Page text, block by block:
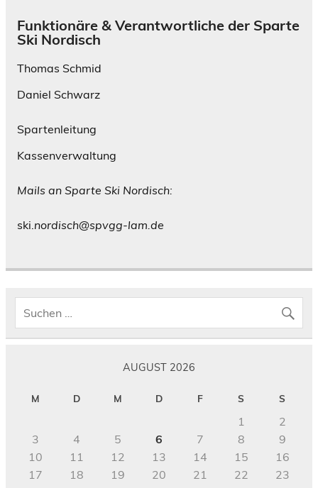
Funktionäre & Verantwortliche der Sparte
Ski Nordisch
Thomas Schmid
Daniel Schwarz
Spartenleitung
Kassenverwaltung
Mails an Sparte Ski Nordisch:
ski.nordisch@spvgg-lam.de
AUGUST 2026
M D M D F S S
1
2
3
4 5 6 7 8
9
10
11 12 13 14 15
16
17
18 19 20 21 22
23